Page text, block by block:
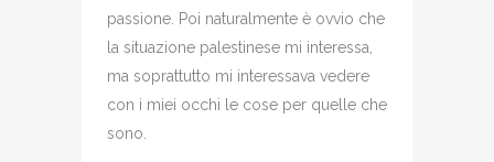
passione. Poi naturalmente è ovvio che
la situazione palestinese mi interessa,
ma soprattutto mi interessava vedere
con i miei occhi le cose per quelle che
sono.